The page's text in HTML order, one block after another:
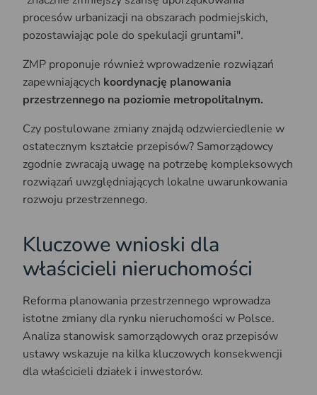
procesów urbanizacji na obszarach podmiejskich,
pozostawiając pole do spekulacji gruntami".
ZMP proponuje również wprowadzenie rozwiązań
zapewniających koordynację planowania
przestrzennego na poziomie metropolitalnym.
Czy postulowane zmiany znajdą odzwierciedlenie w
ostatecznym kształcie przepisów? Samorządowcy
zgodnie zwracają uwagę na potrzebę kompleksowych
rozwiązań uwzględniających lokalne uwarunkowania
rozwoju przestrzennego.
Kluczowe wnioski dla
właścicieli nieruchomości
Reforma planowania przestrzennego wprowadza
istotne zmiany dla rynku nieruchomości w Polsce.
Analiza stanowisk samorządowych oraz przepisów
ustawy wskazuje na kilka kluczowych konsekwencji
dla właścicieli działek i inwestorów.